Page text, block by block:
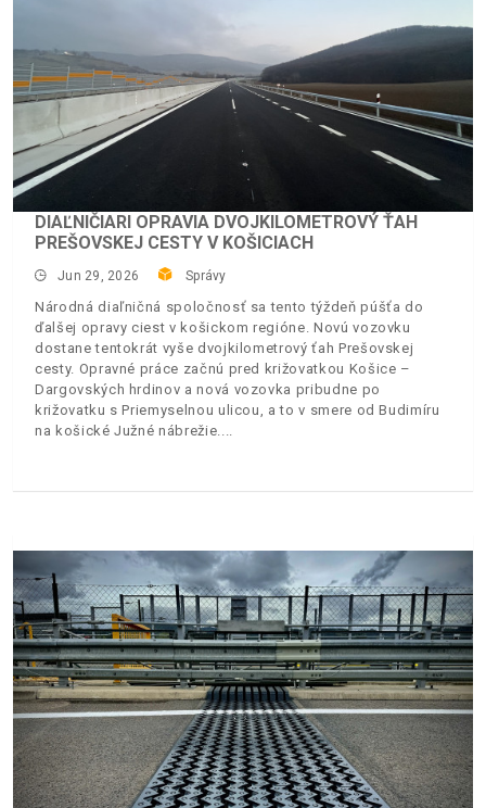
DIAĽNIČIARI OPRAVIA DVOJKILOMETROVÝ ŤAH
PREŠOVSKEJ CESTY V KOŠICIACH
Jun 29, 2026 Správy
Národná diaľničná spoločnosť sa tento týždeň púšťa do
ďalšej opravy ciest v košickom regióne. Novú vozovku
dostane tentokrát vyše dvojkilometrový ťah Prešovskej
cesty. Opravné práce začnú pred križovatkou Košice –
Dargovských hrdinov a nová vozovka pribudne po
križovatku s Priemyselnou ulicou, a to v smere od Budimíru
na košické Južné nábrežie.